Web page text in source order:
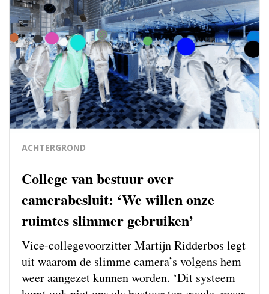
ACHTERGROND
College van bestuur over
camerabesluit: ‘We willen onze
ruimtes slimmer gebruiken’
Vice-collegevoorzitter Martijn Ridderbos legt
uit waarom de slimme camera’s volgens hem
weer aangezet kunnen worden. ‘Dit systeem